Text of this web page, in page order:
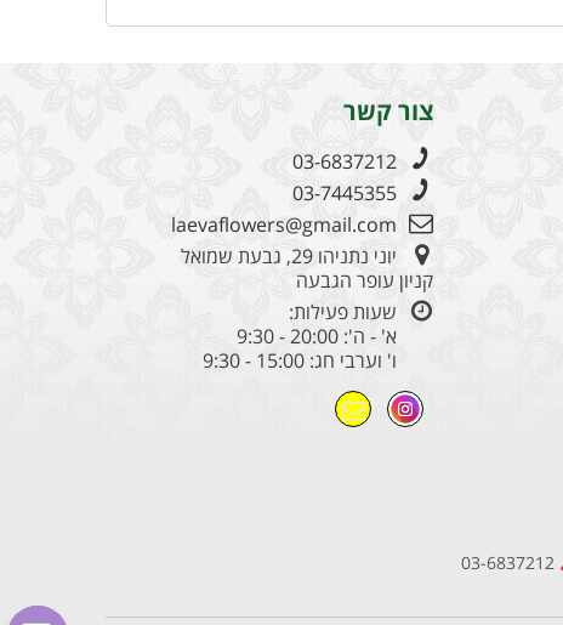
צור קשר
03-6837212
03-7445355
laevaflowers@gmail.com
יוני נתניהו 29, גבעת שמואל
קניון עופר הגבעה
שעות פעילות:
א' - ה': 20:00 - 9:30
ו' וערבי חג: 15:00 - 9:30